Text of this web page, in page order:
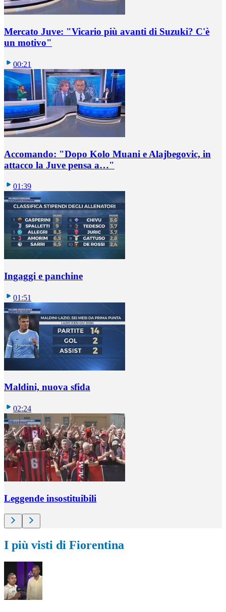
Mercato Juve: "Vicario più avanti di Suzuki? C'è
un motivo"
00:21
Accomando: "Dopo Kolo Muani e Alajbegovic, in
attacco la Juve pensa a…"
01:39
Ingaggi e panchine
01:51
Maldini, nuova sfida
02:24
Leggende insostituibili
I più visti di Fiorentina